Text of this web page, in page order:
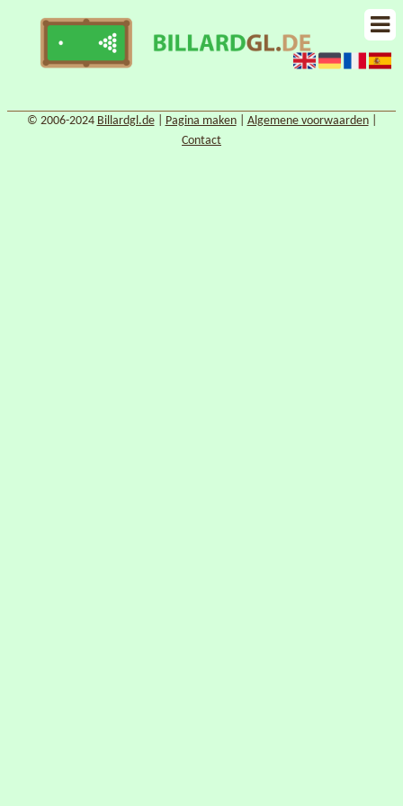
© 2006-2024 Billardgl.de| Pagina maken| Algemene voorwaarden|
Contact